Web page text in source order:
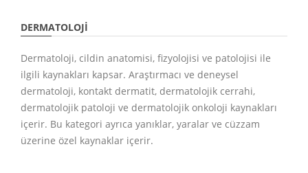
DERMATOLOJI
Dermatoloji, cildin anatomisi, fizyolojisi ve patolojisi ile
ilgili kaynakları kapsar. Araştırmacı ve deneysel
dermatoloji, kontakt dermatit, dermatolojik cerrahi,
dermatolojik patoloji ve dermatolojik onkoloji kaynakları
içerir. Bu kategori ayrıca yanıklar, yaralar ve cüzzam
üzerine özel kaynaklar içerir.